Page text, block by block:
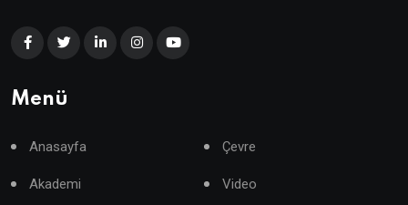
Menü
Anasayfa Çevre
Akademi Video